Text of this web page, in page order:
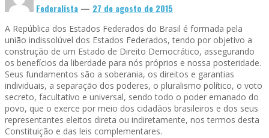
Federalista — 27 de agosto de 2015
A República dos Estados Federados do Brasil é formada pela
união indissolúvel dos Estados Federados, tendo por objetivo a
construção de um Estado de Direito Democrático, assegurando
os benefícios da liberdade para nós próprios e nossa posteridade.
Seus fundamentos são a soberania, os direitos e garantias
individuais, a separação dos poderes, o pluralismo político, o voto
secreto, facultativo e universal, sendo todo o poder emanado do
povo, que o exerce por meio dos cidadãos brasileiros e dos seus
representantes eleitos direta ou indiretamente, nos termos desta
Constituição e das leis complementares.